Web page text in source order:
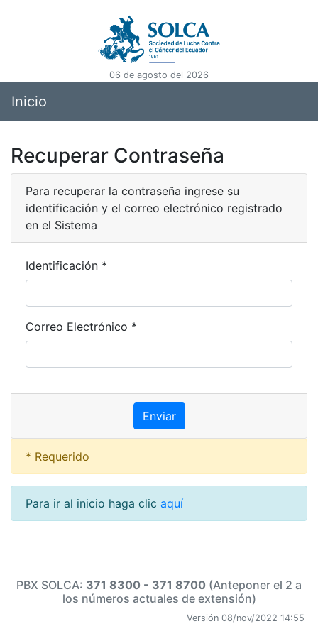
06 de agosto del 2026
Inicio
Recuperar Contraseña
Para recuperar la contraseña ingrese su
identificación y el correo electrónico registrado
en el Sistema
Identificación *
Correo Electrónico *
* Requerido
Para ir al inicio haga clic aquí
PBX SOLCA: 371 8300 - 371 8700 (Anteponer el 2 a
los números actuales de extensión)
Versión 08/nov/2022 14:55